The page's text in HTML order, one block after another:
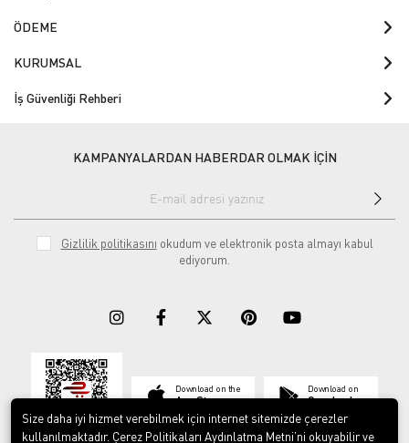
ÖDEME
KURUMSAL
İş Güvenliği Rehberi
KAMPANYALARDAN HABERDAR OLMAK İÇİN
Gizlilik politikasını okudum ve elektronik posta almayı kabul
ediyorum.
Download on the
App Store
Download on
Google play
Size daha iyi hizmet verebilmek için internet sitemizde çerezler
kullanılmaktadır. Çerez Politikaları Aydınlatma Metni’ni okuyabilir ve